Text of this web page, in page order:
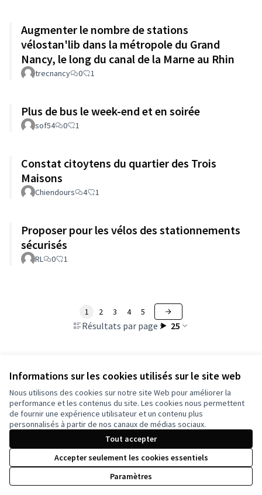
Informations sur les cookies utilisés sur le site web
Nous utilisons des cookies sur notre site Web pour améliorer la
performance et les contenus du site. Les cookies nous permettent
de fournir une expérience utilisateur et un contenu plus
personnalisés à partir de nos canaux de médias sociaux.
Tout accepter
Accepter seulement les cookies essentiels
Paramètres
Augmenter le nombre de stations
vélostan'lib dans la métropole du Grand
Nancy, le long du canal de la Marne au Rhin
trecnancy 0 1
Plus de bus le week-end et en soirée
sof54 0 1
Constat citoytens du quartier des Trois
Maisons
Chiendours 4 1
Proposer pour les vélos des stationnements
sécurisés
RL 0 1
Résultats par page : 25
1 2 3 4 5
Voir toutes les propositions retirées
Conditions d'utilisation
Paramètres des cookies
Site réalisé grâce aulogiciel libre Decidim .
Licence
(Lien